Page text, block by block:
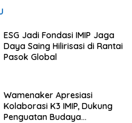
ESG Jadi Fondasi IMIP Jaga
Daya Saing Hilirisasi di Rantai
Pasok Global
Wamenaker Apresiasi
Kolaborasi K3 IMIP, Dukung
Penguatan Budaya